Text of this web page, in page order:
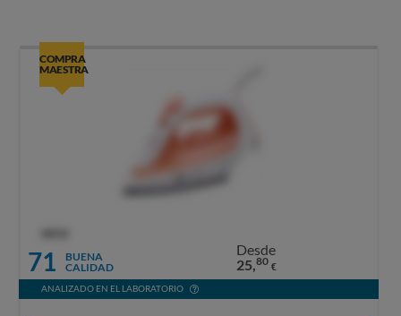
COMPRA
MAESTRA
71
BUENA
CALIDAD
Desde
25,80 €
ANALIZADO EN EL LABORATORIO